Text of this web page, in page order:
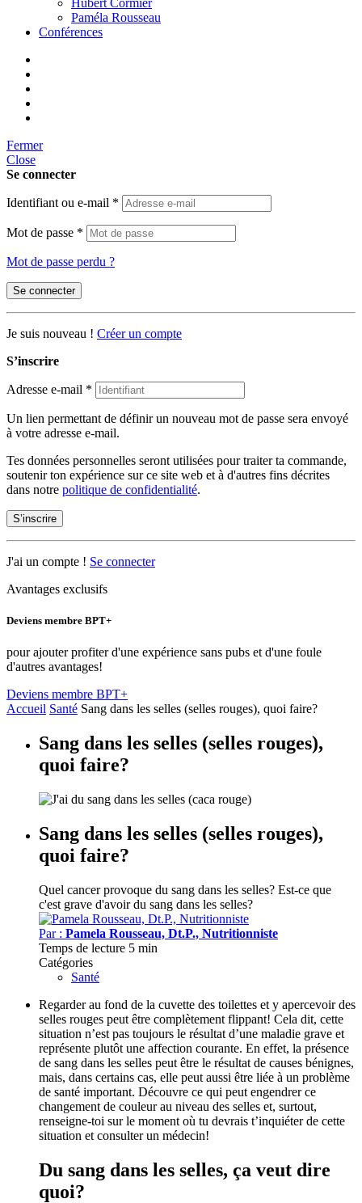
Hubert Cormier
Paméla Rousseau
Conférences
Fermer
Close
Se connecter
Identifiant ou e-mail *
Mot de passe *
Mot de passe perdu ?
Se connecter
Je suis nouveau ! Créer un compte
S’inscrire
Adresse e-mail *
Un lien permettant de définir un nouveau mot de passe sera envoyé
à votre adresse e-mail.
Tes données personnelles seront utilisées pour traiter ta commande,
soutenir ton expérience sur ce site web et à d'autres fins décrites
dans notre politique de confidentialité.
S’inscrire
J'ai un compte ! Se connecter
Avantages exclusifs
Deviens membre BPT+
pour ajouter profiter d'une expérience sans pubs et d'une foule
d'autres avantages!
Deviens membre BPT+
Accueil Santé Sang dans les selles (selles rouges), quoi faire?
Sang dans les selles (selles rouges),
quoi faire?
Sang dans les selles (selles rouges),
quoi faire?
Quel cancer provoque du sang dans les selles? Est-ce que
c'est grave d'avoir du sang dans les selles?
Par : Pamela Rousseau, Dt.P., Nutritionniste
Temps de lecture 5 min
Catégories
Santé
Regarder au fond de la cuvette des toilettes et y apercevoir des
selles rouges peut être complètement flippant! Cela dit, cette
situation n’est pas toujours le résultat d’une maladie grave et
représente plutôt une affection courante. En effet, la présence
de sang dans les selles peut être le résultat de causes bénignes,
mais, dans certains cas, elle peut aussi être liée à un problème
de santé important. Découvre ce qui peut engendrer ce
changement de couleur au niveau des selles et, surtout,
renseigne-toi sur le moment où tu devrais t’inquiéter de cette
situation et consulter un médecin!
Du sang dans les selles, ça veut dire
quoi?